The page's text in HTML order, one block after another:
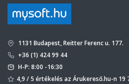
1131 Budapest, Reitter Ferenc u. 177.
+36 (1) 424 99 44
H-P: 8:00 -16:30
4,9 / 5 értékelés az Árukereső.hu-n 19